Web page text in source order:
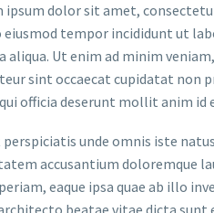
ipsum dolor sit amet,
eiusmod tempor incididunt ut
aliqua. Ut enim ad minim
sint occaecat cupidatat non
officia deserunt mollit anim id
perspiciatis unde omnis iste
accusantium doloremque
eaque ipsa quae ab illo
beatae vitae dicta sunt